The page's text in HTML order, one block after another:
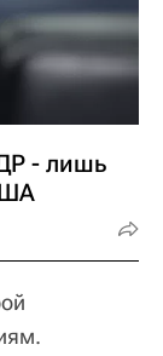
- лишь